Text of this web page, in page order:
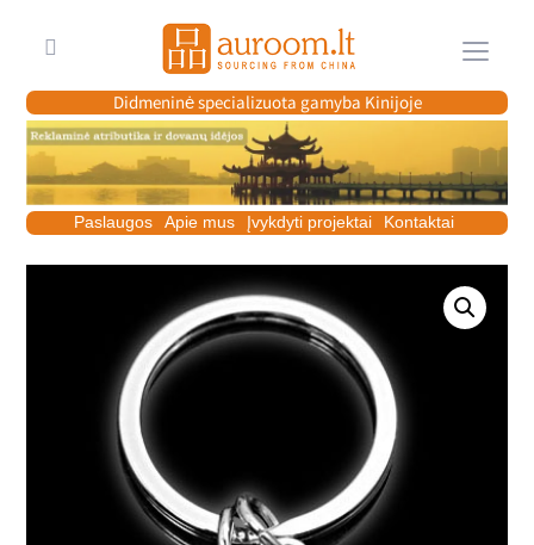
Meniu
Didmeninė specializuota gamyba Kinijoje
Paslaugos Apie mus Įvykdyti projektai Kontaktai